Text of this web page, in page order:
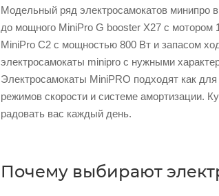
Модельный ряд электросамокатов минипро
до мощного MiniPro G booster X27 с мотором
MiniPro C2 с мощностью 800 Вт и запасом
электросамокаты minipro с нужными
Электросамокаты MiniPRO подходят как
режимов скорости и системе амортизации.
радовать вас каждый день.
Почему выбирают